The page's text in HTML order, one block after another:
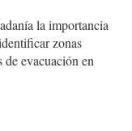
la importancia
zonas
de evacuación en